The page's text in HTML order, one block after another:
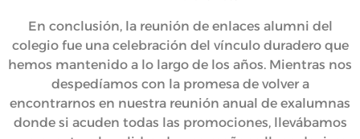
En conclusión, la reunión de enlaces alumni del
colegio fue una celebración del vínculo duradero que
hemos mantenido a lo largo de los años. Mientras nos
despedíamos con la promesa de volver a
encontrarnos en nuestra reunión anual de exalumnas
donde si acuden todas las promociones, llevábamos